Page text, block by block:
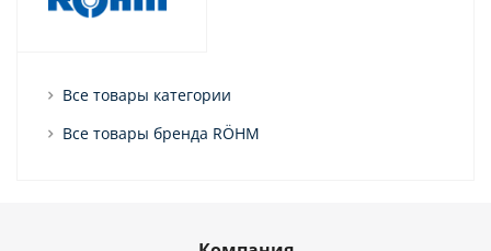
Все товары категории
Все товары бренда RÖHM